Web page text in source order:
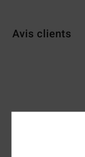
Avis clients